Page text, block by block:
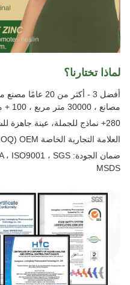
لماذا تختارنا؟
مصانع ، 30000 متر مربع ، 100 + موظف)
280+ نماذج للجملة، عينة جاهزة للشحن في 3 ~ 5 أيام
العلامة التجارية الخاصة OEM (MOQ صغير، تصميم حزمة مجانية)
MSDS